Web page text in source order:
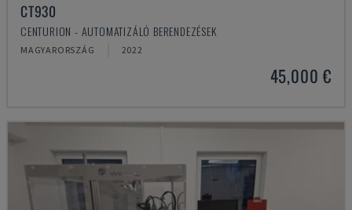
CT930
CENTURION - AUTOMATIZÁLÓ BERENDEZÉSEK
MAGYARORSZÁG 2022
45,000 €